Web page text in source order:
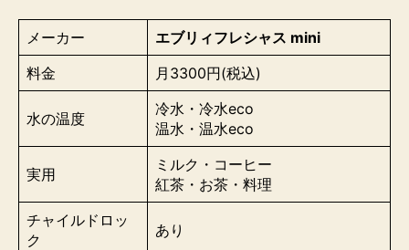
メーカー
エブリィフレシャス mini
料金
月3300円(税込)
水の温度
冷水・冷水eco
温水・温水eco
実用
ミルク・コーヒー
紅茶・お茶・料理
チャイルドロッ
ク
あり